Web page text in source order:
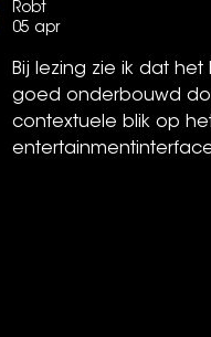
Robt
05 apr
Bij lezing zie ik dat
goed onderbouwd
contextuele blik op